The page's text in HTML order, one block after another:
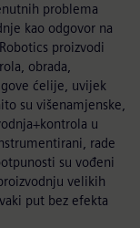
problema
kao odgovor na
proizvodi
obrada,
ćelije, uvijek
su višenamjenske,
u
rade
su vođeni
velikih
put bez efekta